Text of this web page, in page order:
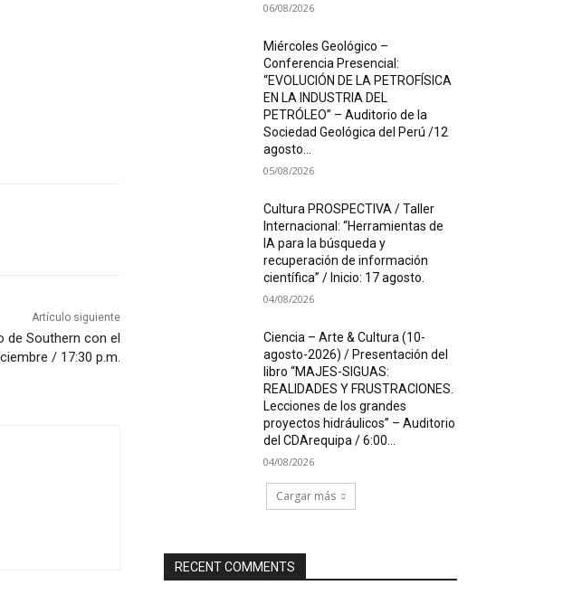
Artículo siguiente
de Southern con el
/ 17:30 p.m.
06/08/2026
Miércoles Geológico –
Conferencia Presencial:
“EVOLUCIÓN DE LA PETROFÍSICA
EN LA INDUSTRIA DEL
PETRÓLEO” – Auditorio de la
Sociedad Geológica del Perú /12
agosto...
05/08/2026
Cultura PROSPECTIVA / Taller
Internacional: “Herramientas de
IA para la búsqueda y
recuperación de información
científica” / Inicio: 17 agosto.
04/08/2026
Ciencia – Arte & Cultura (10-
agosto-2026) / Presentación del
libro “MAJES-SIGUAS:
REALIDADES Y FRUSTRACIONES.
Lecciones de los grandes
proyectos hidráulicos” – Auditorio
del CDArequipa / 6:00...
04/08/2026
Cargar más
RECENT COMMENTS